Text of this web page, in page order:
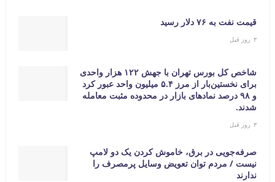
قیمت نفت به ۷۶ دلار رسید
۳ روز قبل
شاخص کل بورس تهران با جهش ۱۲۲ هزار واحدی
برای نخستین‌بار از مرز ۵.۴ میلیون واحد عبور کرد
و ۹۸ درصد نمادهای بازار در محدوده مثبت معامله
شدند.
۳ روز قبل
صرفه‌جویی در برق، خاموش کردن یک دو لامپ
نیست / مردم توان تعویض وسایل پرمصرف را
ندارند